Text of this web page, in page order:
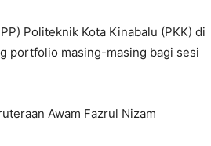
Politeknik Kota Kinabalu (PKK) di
portfolio masing-masing bagi sesi
Awam Fazrul Nizam